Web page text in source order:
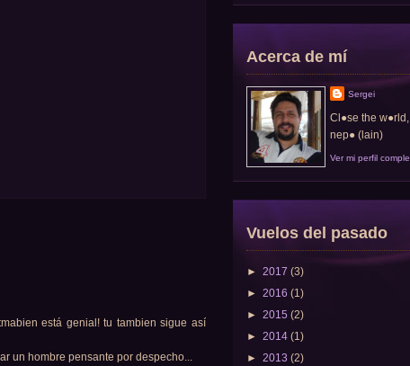
está genial! tu tambien sigue así
un hombre pensante por despecho...
Acerca de mí
Sergei
Cl●se the
nep● (lain)
Ver mi perfil
Vuelos del pasado
► 2017 (3)
► 2016 (1)
► 2015 (2)
► 2014 (1)
► 2013 (2)